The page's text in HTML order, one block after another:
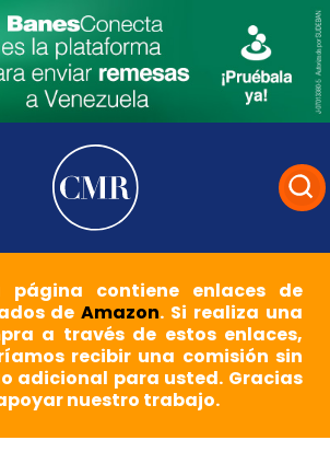
página contiene enlaces de
deAmazon. Si realiza una
a través de estos enlaces,
recibir una comisión sin
adicional para usted. Gracias
nuestro trabajo.